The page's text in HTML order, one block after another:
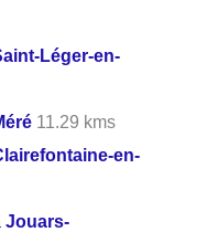
Léger-en-
11.29 kms
en-
Jouars-